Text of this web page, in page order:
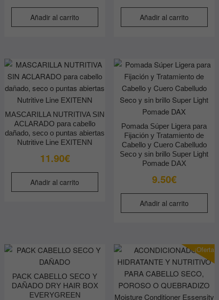
Añadir al carrito Añadir al carrito
MASCARILLA NUTRITIVA SIN
ACLARADO para cabello
dañado, seco o puntas abiertas
Nutritive Line EXITENN
11.90€
Añadir al carrito
Pomada Súper Ligera para
Fijación y Tratamiento de
Cabello y Cuero Cabelludo
Seco y sin brillo Super Light
Pomade DAX
9.50€
Añadir al carrito
PACK CABELLO SECO Y
DAÑADO DRY HAIR BOX
EVERYGREEN
¡Oferta!